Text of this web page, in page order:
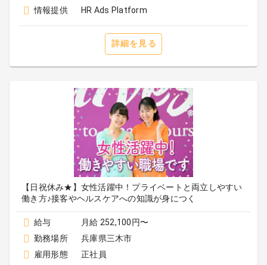
情報提供
HR Ads Platform
詳細を見る
【日祝休み★】女性活躍中！プライベートと両立しやすい
働き方♪接客やヘルスケアへの知識が身につく
給与
月給 252,100円〜
勤務場所
兵庫県三木市
雇用形態
正社員